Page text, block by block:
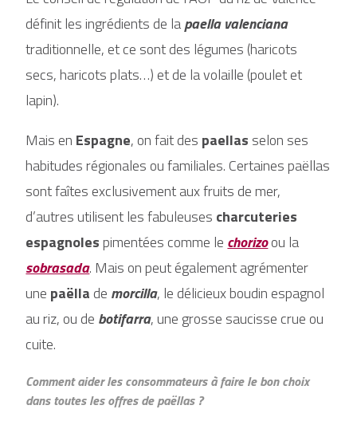
définit les ingrédients de lapaella valenciana
traditionnelle, et ce sont des légumes (haricots
secs, haricots plats…) et de la volaille (poulet et
lapin).
Mais en Espagne, on fait des paellas selon ses
habitudes régionales ou familiales. Certaines paëllas
sont faîtes exclusivement aux fruits de mer,
d’autres utilisent les fabuleuses charcuteries
espagnolespimentées comme le chorizoou la
sobrasada. Mais on peut également agrémenter
une paëlla de morcilla, le délicieux boudin espagnol
au riz, ou de botifarra, une grosse saucisse crue ou
cuite.
Comment aider les consommateurs à faire le bon choix
dans toutes les offres de paëllas ?